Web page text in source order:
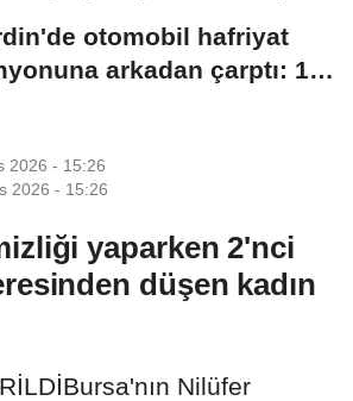
otomobil hafriyat
arkadan çarptı: 1
2026 - 15:26
2026 - 15:26
yaparken 2'nci
düşen kadın
Nilüfer